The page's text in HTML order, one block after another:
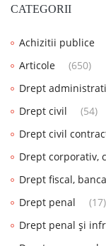
CATEGORII
Achizitii publice
Articole
(650)
Drept
Drept civil
(54)
Drept civil
Drept corporativ,
Drept fiscal,
Drept penal
(17)
Drept penal și